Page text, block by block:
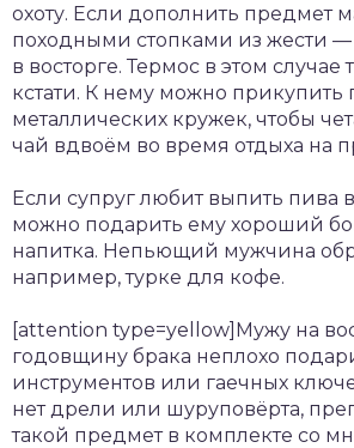
охоту. Если дополнить предмет
походными стопками из жести
в восторге. Термос в этом случае
кстати. К нему можно прикупить
металлических кружек, чтобы
чай вдвоём во время отдыха на
Если супруг любит выпить пива
можно подарить ему хороший
напитка. Непьющий мужчина
например, турке для кофе.
[attention type=yellow]Мужу на
годовщину брака неплохо
инструментов или гаечных
нет дрели или шуруповёрта,
такой предмет в комплекте со